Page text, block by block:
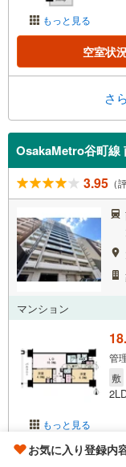
もっと見る
空室状
さ
OsakaMetro谷町線
3.95 （
マンション
もっと見る
管
敷
空室状
お気に入り登録内